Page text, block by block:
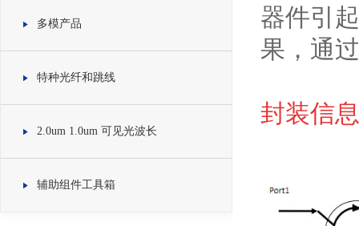
多模产品
特种光纤和跳线
2.0um 1.0um 可见光波长
辅助组件工具箱
器件引
果，通
封装信